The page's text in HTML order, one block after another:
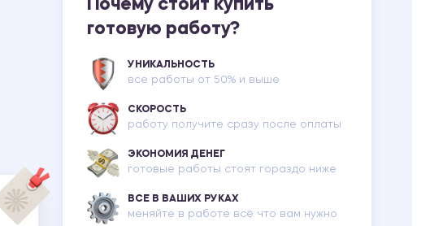
Почему стоит купить
готовую работу?
УНИКАЛЬНОСТЬ
все работы от 50% и выше
СКОРОСТЬ
работу получите сразу после оплаты
ЭКОНОМИЯ ДЕНЕГ
готовые работы стоят гораздо ниже
ВСЕ В ВАШИХ РУКАХ
меняйте в работе всё что вам нужно